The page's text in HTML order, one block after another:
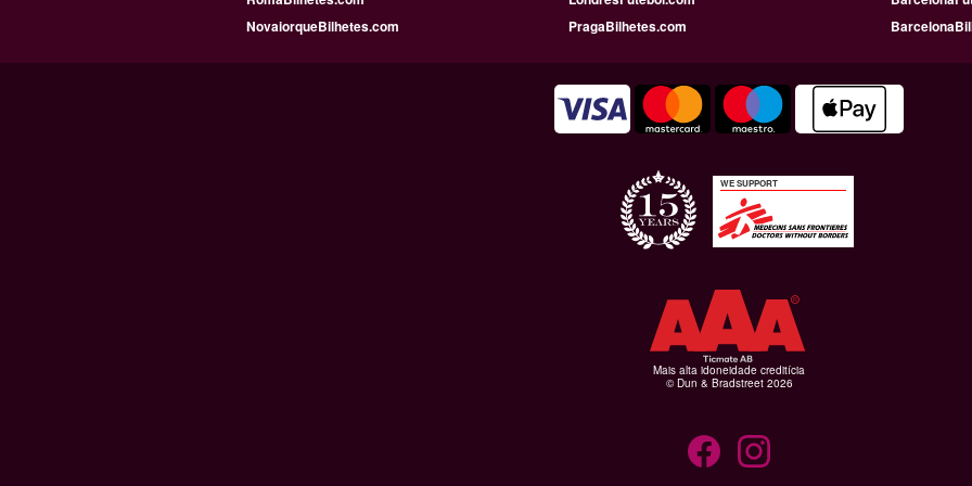
NovaiorqueBilhetes.com
PragaBilhetes.com
WE SUPPORT
Mais alta idoneidade creditícia
© Dun & Bradstreet 2026